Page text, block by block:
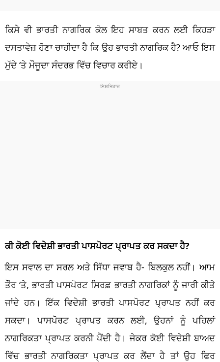
ਕਿਸੇ ਵੀ ਭਾਰਤੀ ਨਾਗਰਿਕ ਕੋਲ ਇਹ ਸਾਬਤ ਕਰਨ ਲਈ ਕਿਹੜਾ
ਦਸਤਾਵੇਜ਼ ਹੋਣਾ ਚਾਹੀਦਾ ਹੈ ਕਿ ਉਹ ਭਾਰਤੀ ਨਾਗਰਿਕ ਹੈ? ਆਓ ਇਸ
ਮੁੱਦੇ ‘ਤੇ ਮੌਜੂਦਾ ਸੰਦਰਭ ਵਿੱਚ ਵਿਚਾਰ ਕਰੀਏ।
ਕੀ ਕੋਈ ਵਿਦੇਸ਼ੀ ਭਾਰਤੀ ਪਾਸਪੋਰਟ ਪ੍ਰਾਪਤ ਕਰ ਸਕਦਾ ਹੈ?
ਇਸ ਸਵਾਲ ਦਾ ਸਰਲ ਅਤੇ ਸਿੱਧਾ ਜਵਾਬ ਹੈ- ਬਿਲਕੁਲ ਨਹੀਂ। ਆਮ
ਤੌਰ ‘ਤੇ, ਭਾਰਤੀ ਪਾਸਪੋਰਟ ਸਿਰਫ਼ ਭਾਰਤੀ ਨਾਗਰਿਕਾਂ ਨੂੰ ਜਾਰੀ ਕੀਤੇ
ਜਾਂਦੇ ਹਨ। ਇੱਕ ਵਿਦੇਸ਼ੀ ਭਾਰਤੀ ਪਾਸਪੋਰਟ ਪ੍ਰਾਪਤ ਨਹੀਂ ਕਰ
ਸਕਦਾ। ਪਾਸਪੋਰਟ ਪ੍ਰਾਪਤ ਕਰਨ ਲਈ, ਉਹਨਾਂ ਨੂੰ ਪਹਿਲਾਂ
ਨਾਗਰਿਕਤਾ ਪ੍ਰਾਪਤ ਕਰਨੀ ਪੈਂਦੀ ਹੈ। ਜੇਕਰ ਕੋਈ ਵਿਦੇਸ਼ੀ ਬਾਅਦ
ਵਿੱਚ ਭਾਰਤੀ ਨਾਗਰਿਕਤਾ ਪ੍ਰਾਪਤ ਕਰ ਲੈਂਦਾ ਹੈ ਤਾਂ ਉਹ ਫਿਰ